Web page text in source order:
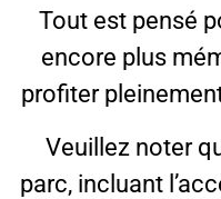
Tout est pensé
encore plus
profiter
Veuillez noter
parc, incluant